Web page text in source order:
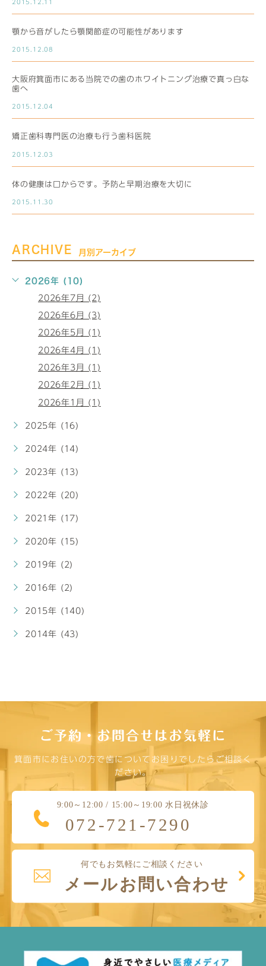
2015.12.11
顎から音がしたら顎関節症の可能性があります
2015.12.08
大阪府箕面市にある当院での歯のホワイトニング治療で真っ白な
歯へ
2015.12.04
矯正歯科専門医の治療も行う歯科医院
2015.12.03
体の健康は口からです。予防と早期治療を大切に
2015.11.30
ARCHIVE 月別アーカイブ
2026年 (10)
2026年7月 (2)
2026年6月 (3)
2026年5月 (1)
2026年4月 (1)
2026年3月 (1)
2026年2月 (1)
2026年1月 (1)
2025年 (16)
2024年 (14)
2023年 (13)
2022年 (20)
2021年 (17)
2020年 (15)
2019年 (2)
2016年 (2)
2015年 (140)
2014年 (43)
ご予約・お問合せはお気軽に
箕面市にお住いの方で歯についてお困りでしたらご相談く
ださい。